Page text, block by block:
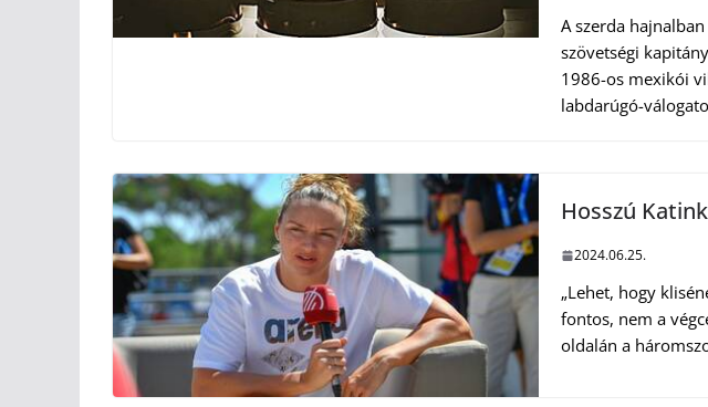
A szerda
szövetségi
1986-os mexikói
labdarúgó-
Hosszú
2024.06.25.
„Lehet, hogy
fontos, nem a
oldalán a